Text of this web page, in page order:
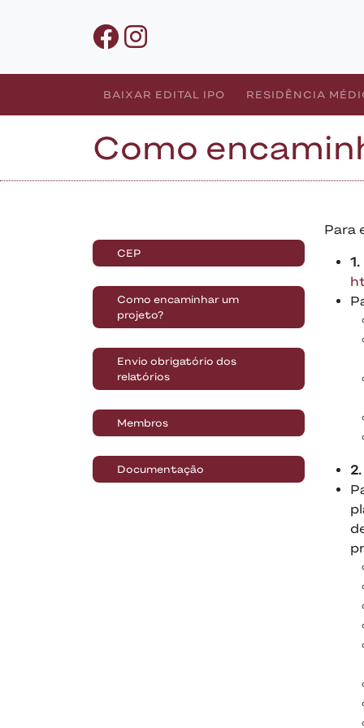
BAIXAR EDITAL IPO RESIDÊNCIA
Como
CEP
Como encaminhar um
projeto?
Envio obrigatório dos
relatórios
Membros
Documentação
Para